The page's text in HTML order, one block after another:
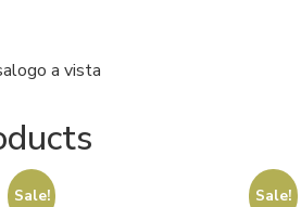
logo a vista
Sale! Sale!